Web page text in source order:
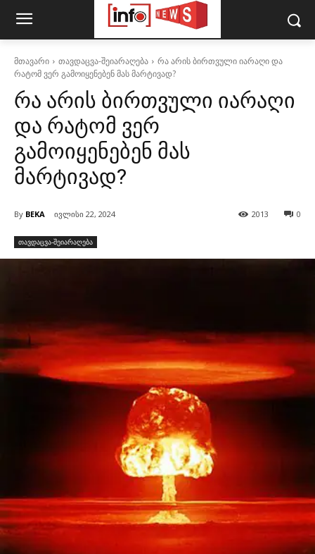
მთავარი თავდაცვა-შეიარაღება
რა არის ბირთვული იარაღი და
რატომ ვერ გამოიყენებენ მას მარტივად?
რა არის ბირთვული იარაღი
და რატომ ვერ
გამოიყენებენ მას
მარტივად?
By BEKA ივლისი 22, 2024 0
2013
თავდაცვა-შეიარაღება